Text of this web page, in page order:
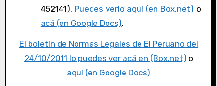
452141). Puedes verlo aquí (en Box.net) o
acá (en Google Docs).
El boletín de Normas Legales de El Peruano del
24/10/2011 lo puedes ver acá en (Box.net) o
aquí (en Google Docs)